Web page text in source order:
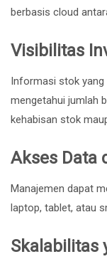
berbasis cloud
Visibilitas
Informasi stok yang
mengetahui jumlah
kehabisan stok
Akses Data
Manajemen dapat
laptop, tablet, atau
Skalabilitas